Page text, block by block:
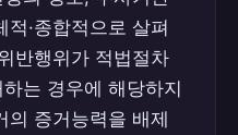
·종합적으로 살펴
반행위가 적법절차
는 경우에 해당하지
의 증거능력을 배제